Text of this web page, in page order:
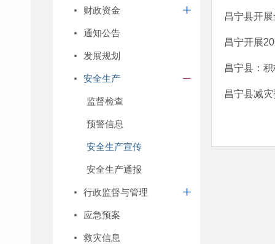
财政资金
通知公告
发展规划
安全生产
监督检查
预警信息
安全生产宣传
安全生产通报
行政监督与管理
应急预案
救灾信息
昌宁县开
昌宁开展
昌宁县：
昌宁县减